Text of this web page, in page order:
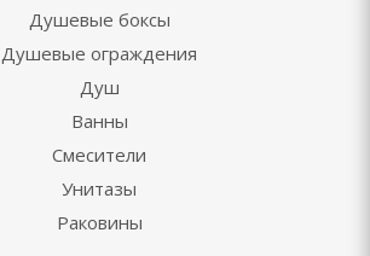
Душевые боксы
Душевые ограждения
Душ
Ванны
Смесители
Унитазы
Раковины